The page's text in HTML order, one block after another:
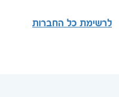
לרשימת כל החברות